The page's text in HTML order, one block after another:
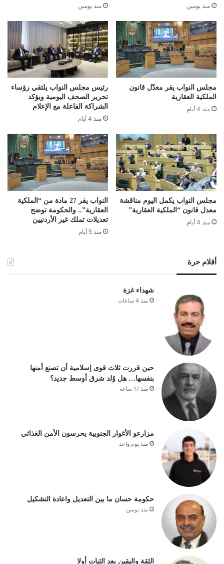
منذ يومين
منذ يومين
مجلس النواب يقر معدّل قانون
الملكية العقارية
منذ 4 أيام
رئيس مجلس النواب يلتقي رؤساء
تحرير الصحف اليومية ويؤكد
الشراكة الفاعلة مع الإعلام
منذ 4 أيام
مجلس النواب يكمل اليوم مناقشة
معدل قانون “الملكية العقارية”
منذ 4 أيام
النواب يقر 27 مادة من “الملكية
العقارية”.. والحكومة توضح
تعديلات تملك غير الأردنيين
منذ 5 أيام
أقلام حرة
شهداء غزة
منذ 4 ساعات
حين قررت ثلاث قوى إسلامية أن تصنع أمنها
بنفسها… هل وُلد شرق أوسط جديد؟
منذ 17 ساعة
مزارعو الأغوار الجنوبية يحرسون الأمن الغذائي
منذ يوم واحد
حكومة حسان ما بين التعديل واعادة التشكيل
منذ يومين
الثقة واليقين بعد الثبات أولا